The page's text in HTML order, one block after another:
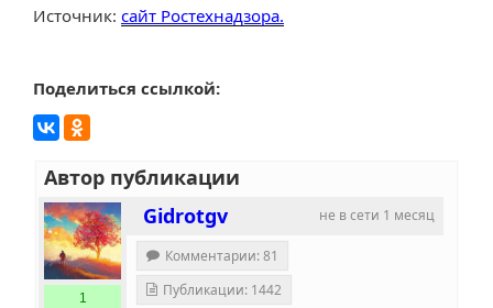
Источник: сайт Ростехнадзора.
Поделиться ссылкой:
Автор публикации
не в сети 1 месяц
Gidrotgv
1
Комментарии: 81
Публикации: 1442